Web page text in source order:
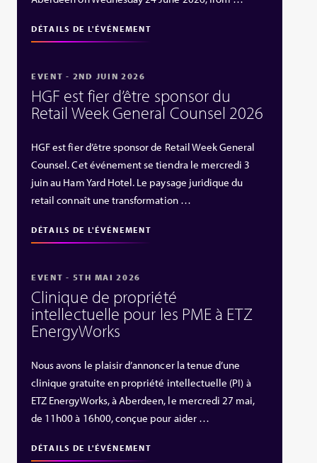
DÉTAILS DE L'ÉVÉNEMENT
EVENT - 2ND JUIN 2026
HGF est fier d’être sponsor du
Retail Week General Counsel 2026
HGF est fier d’être sponsor de Retail Week General
Counsel. Cet événement se tiendra le mercredi 3
juin au Ham Yard Hotel. Le paysage juridique du
retail connaît une transformation …
DÉTAILS DE L'ÉVÉNEMENT
EVENT - 5TH MAI 2026
Clinique de propriété
intellectuelle pour les PME à ETZ
EnergyWorks
Nous avons le plaisir d’annoncer la tenue d’une
clinique gratuite en propriété intellectuelle (PI) à
ETZ EnergyWorks, à Aberdeen, le mercredi 27 mai,
de 11h00 à 16h00, conçue pour aider …
DÉTAILS DE L'ÉVÉNEMENT